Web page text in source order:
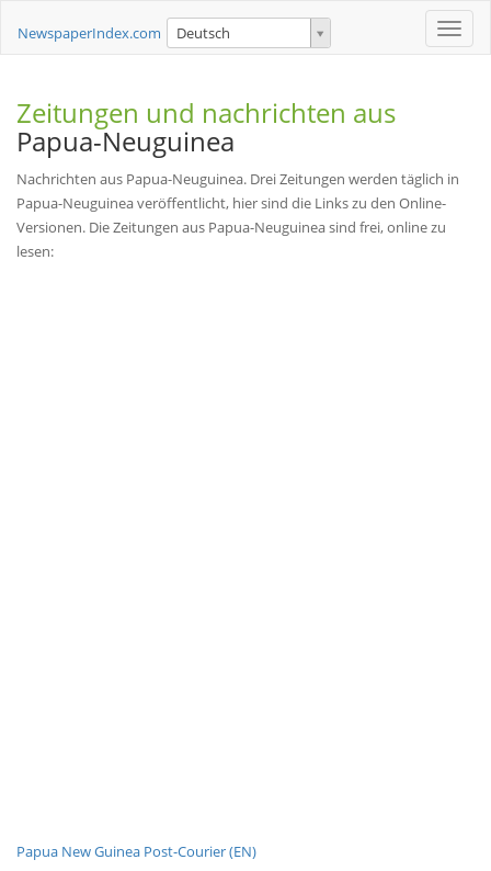
Toggle
NewspaperIndex.com Deutsch
Zeitungen und nachrichten aus
Papua-Neuguinea
Nachrichten aus Papua-Neuguinea. Drei Zeitungen werden täglich in
Papua-Neuguinea veröffentlicht, hier sind die Links zu den Online-
Versionen. Die Zeitungen aus Papua-Neuguinea sind frei, online zu
lesen:
Papua New Guinea Post-Courier (EN)